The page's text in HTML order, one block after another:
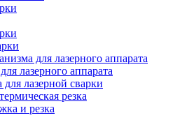
для лазерного аппарата
лазерного аппарата
лазерной сварки
резка
и резка